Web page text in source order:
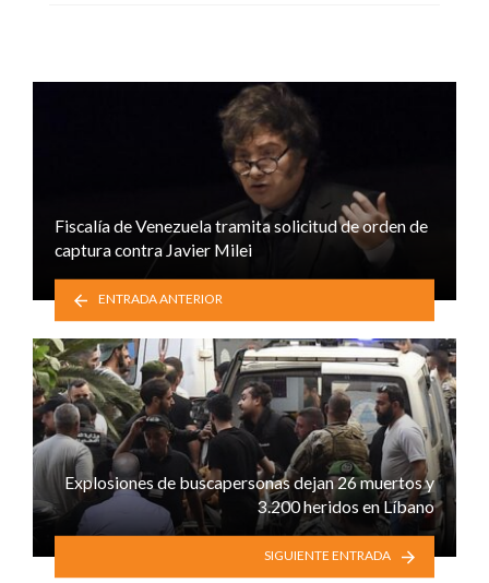
Fiscalía de Venezuela tramita solicitud de orden de
captura contra Javier Milei
ENTRADA ANTERIOR
Explosiones de buscapersonas dejan 26 muertos y
3.200 heridos en Líbano
SIGUIENTE ENTRADA